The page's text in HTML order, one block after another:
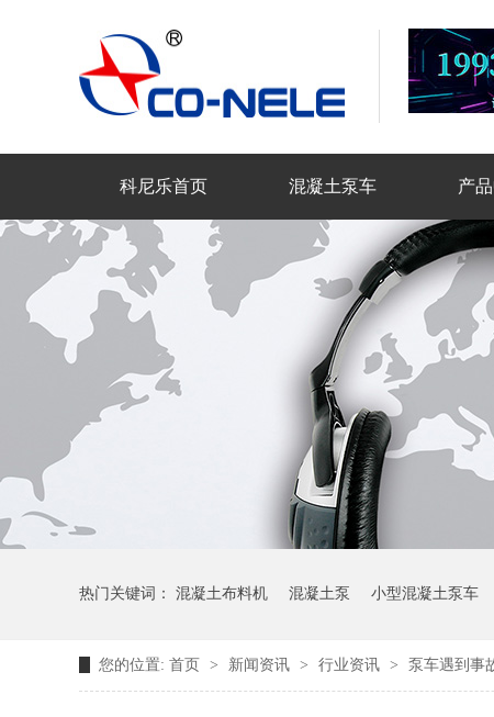
科尼乐首页 混凝土泵车 产
热门关键词： 混凝土布料机 混凝土泵 小型混凝土泵车
您的位置: 首页 > 新闻资讯 > 行业资讯 > 泵车遇到事